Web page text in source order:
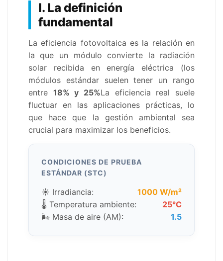
I. La definición
fundamental
La eficiencia fotovoltaica es la relación en
la que un módulo convierte la radiación
solar recibida en energía eléctrica (los
módulos estándar suelen tener un rango
entre 18% y 25%La eficiencia real suele
fluctuar en las aplicaciones prácticas, lo
que hace que la gestión ambiental sea
crucial para maximizar los beneficios.
CONDICIONES DE PRUEBA
ESTÁNDAR (STC)
☀️ Irradiancia:
1000 W/m²
🌡️ Temperatura ambiente:
25°C
🌬️ Masa de aire (AM):
1.5